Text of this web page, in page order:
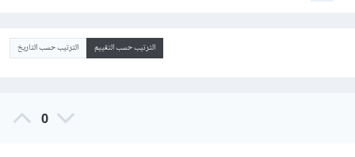
الترتيب حسب التقييم الترتيب حسب التاريخ
0